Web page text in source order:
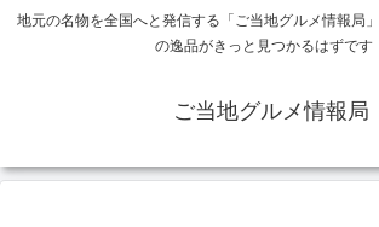
地元の名物を全国へと発信する「ご当地グルメ情報局
の逸品がきっと見つかるはずです
ご当地グルメ情報局